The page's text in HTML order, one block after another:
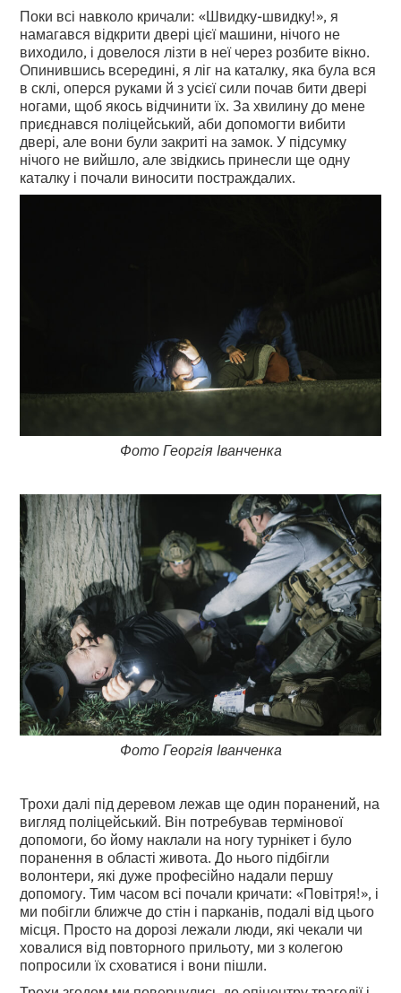
Поки всі навколо кричали: «Швидку-швидку!», я
намагався відкрити двері цієї машини, нічого не
виходило, і довелося лізти в неї через розбите вікно.
Опинившись всередині, я ліг на каталку, яка була вся
в склі, оперся руками й з усієї сили почав бити двері
ногами, щоб якось відчинити їх. За хвилину до мене
приєднався поліцейський, аби допомогти вибити
двері, але вони були закриті на замок. У підсумку
нічого не вийшло, але звідкись принесли ще одну
каталку і почали виносити постраждалих.
Фото Георгія Іванченка
Фото Георгія Іванченка
Трохи далі під деревом лежав ще один поранений, на
вигляд поліцейський. Він потребував термінової
допомоги, бо йому наклали на ногу турнікет і було
поранення в області живота. До нього підбігли
волонтери, які дуже професійно надали першу
допомогу. Тим часом всі почали кричати: «Повітря!», і
ми побігли ближче до стін і парканів, подалі від цього
місця. Просто на дорозі лежали люди, які чекали чи
ховалися від повторного прильоту, ми з колегою
попросили їх сховатися і вони пішли.